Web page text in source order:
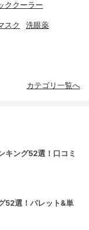
ククーラー
スク 洗眼薬
カテゴリ一覧へ
キング52選！口コミ
52選！パレット&単